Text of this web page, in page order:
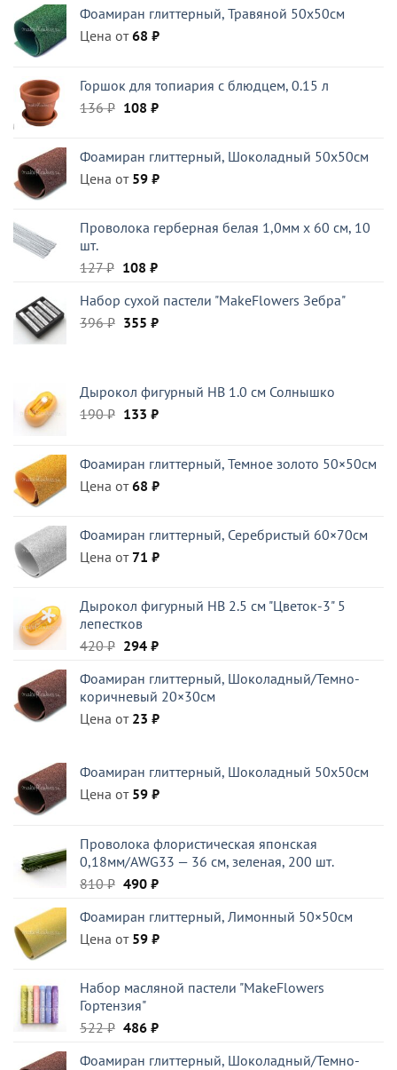
Фоамиран глиттерный, Травяной 50x50см
Цена от68 ₽
Горшок для топиария с блюдцем, 0.15 л
136₽ Первоначальная
136 ₽.
108 ₽Текущая
Фоамиран глиттерный, Шоколадный 50x50см
Цена от 59 ₽
Проволока герберная белая 1,0мм x 60 см, 10
шт.
127₽ Первоначальная
составляла
127 ₽.
108 ₽Текущая
108 ₽.
Набор сухой пастели "MakeFlowers Зебра"
396₽ Первоначальная
355 ₽Текущая
Дырокол фигурный HB 1.0 см Солнышко
190₽ Первоначальная
190 ₽.
133 ₽Текущая
Фоамиран глиттерный, Темное золото 50×50см
Цена от68 ₽
Фоамиран глиттерный, Серебристый 60×70см
Цена от 71 ₽
Дырокол фигурный HB 2.5 см "Цветок-3" 5
лепестков
420₽ Первоначальная
составляла
420 ₽.
294 ₽Текущая
294 ₽.
Фоамиран глиттерный, Шоколадный/Темно-
коричневый 20×30см
Цена от 23 ₽
Фоамиран глиттерный, Шоколадный 50x50см
Цена от 59 ₽
Проволока флористическая японская
0,18мм/AWG33 — 36 см, зеленая, 200 шт.
810₽ Первоначальная
составляла
810 ₽.
490 ₽Текущая
490 ₽.
Фоамиран глиттерный, Лимонный 50×50см
Цена от 59 ₽
Набор масляной пастели "MakeFlowers
Гортензия"
522₽ Первоначальная
составляла
486 ₽Текущая
486 ₽.
Фоамиран глиттерный, Шоколадный/Темно-